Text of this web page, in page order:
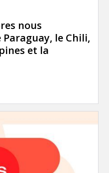
nous
le Chili,
et la